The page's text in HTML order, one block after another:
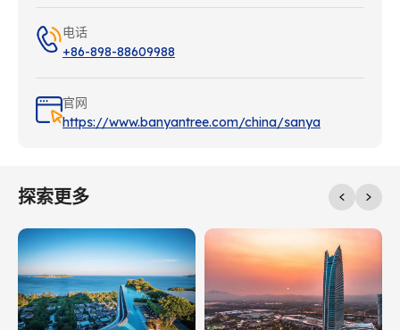
电话
+86-898-88609988
官网
https://www.banyantree.com/china/sanya
探索更多